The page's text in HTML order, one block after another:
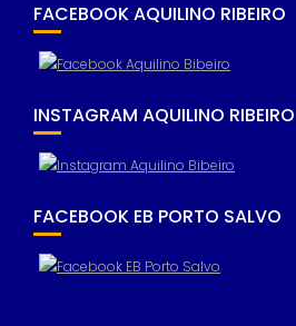
FACEBOOK AQUILINO RIBEIRO
INSTAGRAM AQUILINO RIBEIRO
FACEBOOK EB PORTO SALVO